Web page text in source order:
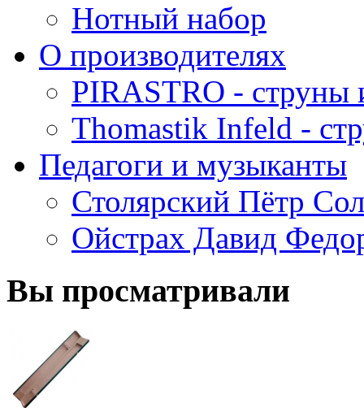
Нотный набор
О производителях
PIRASTRO - струны
Thomastik Infeld -
Педагоги и музыканты
Столярский Пётр
Ойстрах Давид
Вы просматривали